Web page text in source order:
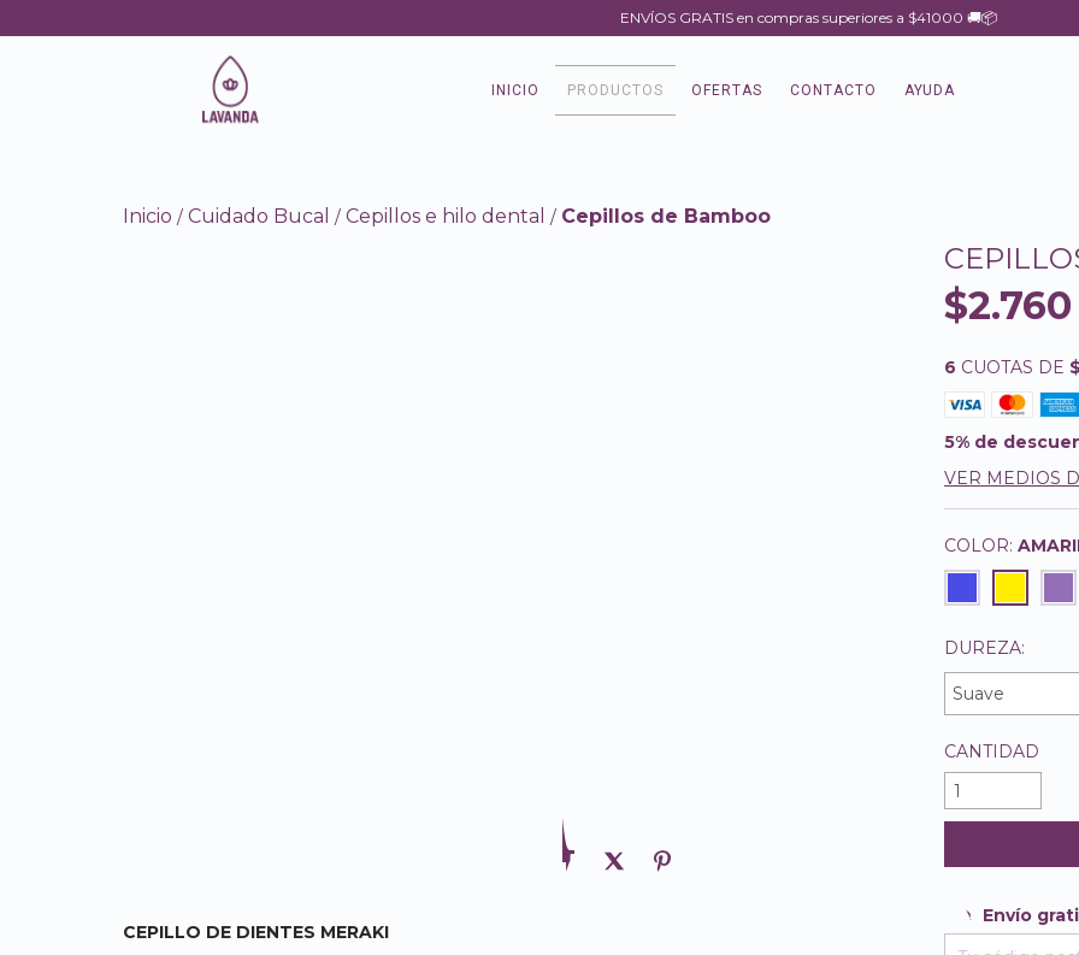
ENVÍOS GRATIS en compras superiores a $41000 🚚📦
INICIO PRODUCTOS OFERTAS CONTACTO AYUDA
Inicio / Cuidado Bucal / Cepillos e hilo dental / Cepillos de Bamboo
CEPILLO DE DIENTES MERAKI
$2.760
6 CUOTAS DE
5% de
VER MEDIOS
COLOR:
DUREZA:
CANTIDAD
Envío gratis
Envío